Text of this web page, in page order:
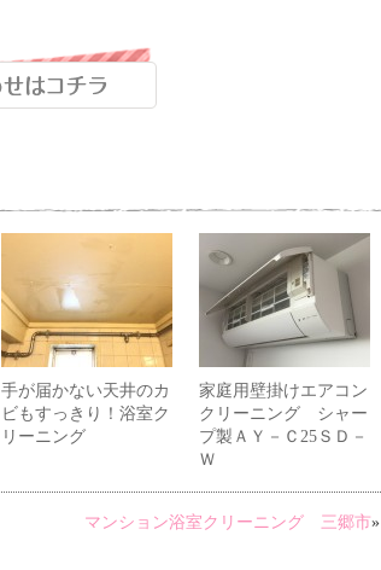
手が届かない天井のカ
ビもすっきり！浴室ク
リーニング
家庭用壁掛けエアコン
クリーニング シャー
プ製ＡＹ－Ｃ25ＳＤ－
Ｗ
マンション浴室クリーニング 三郷市»